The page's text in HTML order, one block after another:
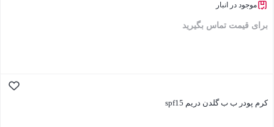
موجود در انبار
برای قیمت تماس بگیرید
کرم پودر ب ب گلدن دریم spf15